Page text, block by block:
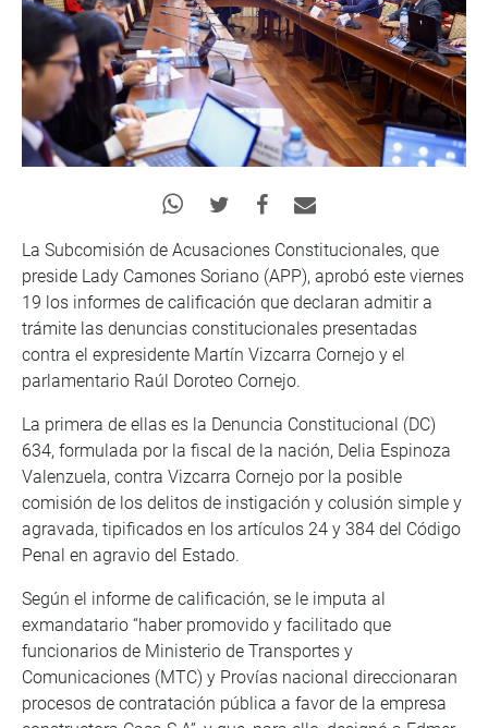
La Subcomisión de Acusaciones Constitucionales, que
preside Lady Camones Soriano (APP), aprobó este viernes
19 los informes de calificación que declaran admitir a
trámite las denuncias constitucionales presentadas
contra el expresidente Martín Vizcarra Cornejo y el
parlamentario Raúl Doroteo Cornejo.
La primera de ellas es la Denuncia Constitucional (DC)
634, formulada por la fiscal de la nación, Delia Espinoza
Valenzuela, contra Vizcarra Cornejo por la posible
comisión de los delitos de instigación y colusión simple y
agravada, tipificados en los artículos 24 y 384 del Código
Penal en agravio del Estado.
Según el informe de calificación, se le imputa al
exmandatario “haber promovido y facilitado que
funcionarios de Ministerio de Transportes y
Comunicaciones (MTC) y Provías nacional direccionaran
procesos de contratación pública a favor de la empresa